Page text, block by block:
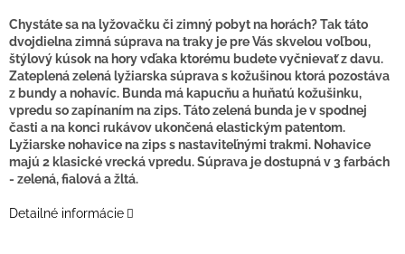
Chystáte sa na lyžovačku či zimný pobyt na horách? Tak táto
dvojdielna zimná súprava na traky je pre Vás skvelou voľbou,
štýlový kúsok na hory vďaka ktorému budete vyčnievať z davu.
Zateplená zelená lyžiarska súprava s kožušinou ktorá pozostáva
z bundy a nohavíc. Bunda má kapucňu a huňatú kožušinku,
vpredu so zapínaním na zips. Táto zelená bunda je v spodnej
časti a na konci rukávov ukončená elastickým patentom.
Lyžiarske nohavice na zips s nastaviteľnými trakmi. Nohavice
majú 2 klasické vrecká vpredu. Súprava je dostupná v 3 farbách
- zelená, fialová a žltá.
Detailné informácie